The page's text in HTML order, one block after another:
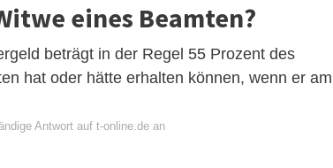
eines Beamten?
beträgt in der Regel 55 Prozent des
hat oder hätte erhalten können, wenn er am
Antwort auf t-online.de an